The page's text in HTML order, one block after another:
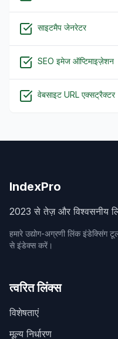
साइटमैप जेनरेटर
SEO इमेज ऑप्टिमाइज़ेशन
वेबसाइट URL एक्सट्रैक्टर
IndexPro
2023 से तेज़ और विश्वसनीय
हमारे उद्योग-अग्रणी लिंक
से इंडेक्स करें।
त्वरित लिंक्स
विशेषताएं
मूल्य निर्धारण